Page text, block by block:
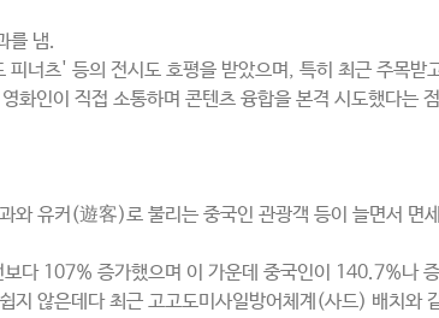
를 냄.
츠' 등의 전시도 호평을 받았으며, 특히 최근 주목
인이 직접 소통하며 콘텐츠 융합을 본격 시도했다는
유커(遊客)로 불리는 중국인 관광객 등이 늘면서 면
다 107% 증가했으며 이 가운데 중국인이 140.7%나
않은데다 최근 고고도미사일방어체계(사드) 배치와